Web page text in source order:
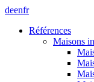
deenfr
Références
Maisons